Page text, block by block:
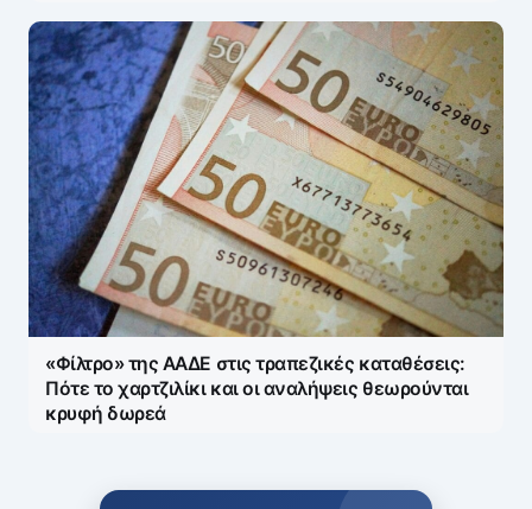
«Φίλτρο» της ΑΑΔΕ στις τραπεζικές καταθέσεις:
Πότε το χαρτζιλίκι και οι αναλήψεις θεωρούνται
κρυφή δωρεά